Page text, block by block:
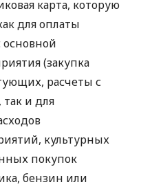
карта, которую
для оплаты
основной
(закупка
расчеты с
так и для
культурных
покупок
бензин или